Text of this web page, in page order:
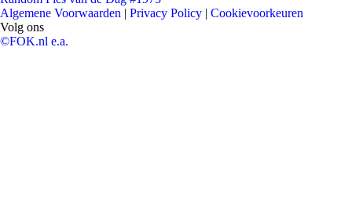
Algemene Voorwaarden | Privacy Policy | Cookievoorkeuren
Volg ons
©FOK.nl e.a.